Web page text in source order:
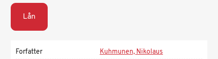
Lån
Forfatter
Kuhmunen, Nikolaus